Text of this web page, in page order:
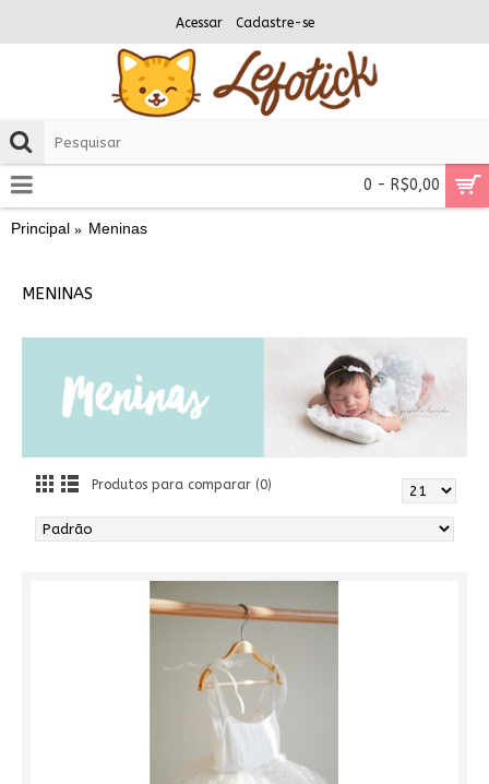
Acessar Cadastre-se
0 - R$0,00
Principal Meninas
MENINAS
Produtos para comparar (0)